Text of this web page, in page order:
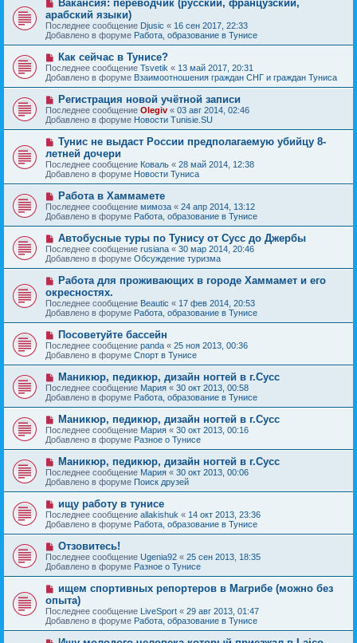
щ
е
н
и
е
с
о
о
б
щ
е
н
и
е
в
о
е
с
о
б
щ
е
н
и
е
Вакансия: переводчик (русский, французский,
арабский языки)
Последнее сообщение Djusic « 16 сен 2017, 22:33
Добавлено в форуме Работа, образование в Тунисе
Н
о
в
о
е
с
о
о
б
щ
е
н
и
е
Как сейчас в Тунисе?
Последнее сообщение Tsvetik « 13 май 2017, 20:31
Добавлено в форуме Взаимоотношения граждан СНГ и граждан Туниса
Н
о
в
о
е
о
о
б
щ
е
н
и
е
Регистрация новой учётной записи
Последнее сообщение Olegiv « 03 авг 2014, 02:46
Добавлено в форуме Новости Tunisie.SU
Н
в
о
е
с
о
б
щ
н
и
е
Тунис не выдаст России предполагаемую убийцу 8-
летней дочери
Последнее сообщение Коваль « 28 май 2014, 12:38
Добавлено в форуме Новости Туниса
Н
о
в
о
с
о
о
б
щ
е
н
и
е
Работа в Хаммамете
Последнее сообщение мимоза « 24 апр 2014, 13:12
Добавлено в форуме Работа, образование в Тунисе
Н
о
в
о
е
с
о
о
б
щ
е
н
и
е
Автобусные туры по Тунису от Сусс до Джербы
Последнее сообщение rusiana « 30 мар 2014, 20:46
Добавлено в форуме Обсуждение туризма
Н
в
о
е
с
о
б
щ
е
н
и
е
Работа для проживающих в городе Хаммамет и его
окресностях.
Последнее сообщение Beautic « 17 фев 2014, 20:53
Добавлено в форуме Работа, образование в Тунисе
Н
о
в
о
е
с
о
о
б
щ
е
н
и
е
Посоветуйте бассейн
Последнее сообщение panda « 25 ноя 2013, 00:36
Добавлено в форуме Спорт в Тунисе
Н
о
в
о
е
с
о
о
б
щ
е
н
и
Маникюр, педикюр, дизайн ногтей в г.Сусс
Последнее сообщение Мария « 30 окт 2013, 00:58
Добавлено в форуме Работа, образование в Тунисе
Н
о
в
о
е
с
о
о
б
щ
е
н
и
е
Маникюр, педикюр, дизайн ногтей в г.Сусс
Последнее сообщение Мария « 30 окт 2013, 00:16
Добавлено в форуме Разное о Тунисе
Н
о
в
о
с
о
о
б
щ
е
н
и
Маникюр, педикюр, дизайн ногтей в г.Сусс
Последнее сообщение Мария « 30 окт 2013, 00:06
Добавлено в форуме Поиск друзей
Н
о
в
о
с
о
о
б
щ
е
н
и
е
ищу работу в тунисе
Последнее сообщение allakishuk « 14 окт 2013, 23:36
Добавлено в форуме Работа, образование в Тунисе
Н
о
в
о
с
о
о
б
щ
е
Отзовитесь!
Последнее сообщение Ugenia92 « 25 сен 2013, 18:35
Добавлено в форуме Разное о Тунисе
Н
в
о
е
с
ищем спортивных репортеров в Магрибе (можно без
опыта)
Последнее сообщение LiveSport « 29 авг 2013, 01:47
Добавлено в форуме Работа, образование в Тунисе
Н